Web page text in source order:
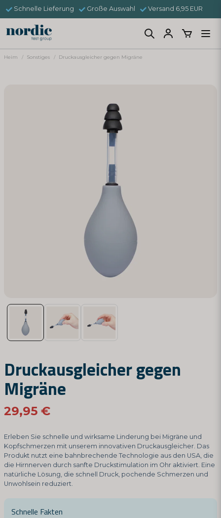
Schnelle Lieferung Große Auswahl Versand 6,95 EUR
Heim Sonstiges Druckausgleicher gegen Migräne
Druckausgleicher gegen
Migräne
29,95 €
Erleben Sie schnelle und wirksame Linderung bei Migräne und
Kopfschmerzen mit unserem innovativen Druckausgleicher. Das
Produkt nutzt eine bahnbrechende Technologie aus den USA, die
die Hirnnerven durch sanfte Druckstimulation im Ohr aktiviert. Eine
natürliche Lösung, die schnell Druck, pochende Schmerzen und
Unwohlsein reduziert.
Schnelle Fakten